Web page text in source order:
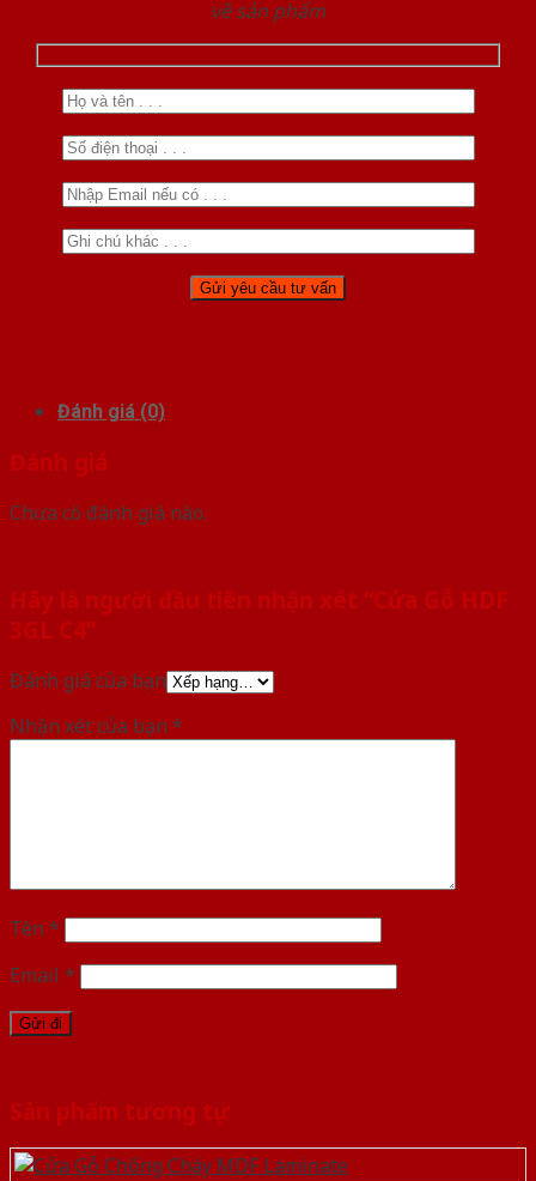
về sản phẩm
Đánh giá (0)
Đánh giá
Chưa có đánh giá nào.
Hãy là người đầu tiên nhận xét “Cửa Gỗ HDF
3GL C4”
Đánh giá của bạn
Nhận xét của bạn *
Tên *
Email *
Sản phẩm tương tự